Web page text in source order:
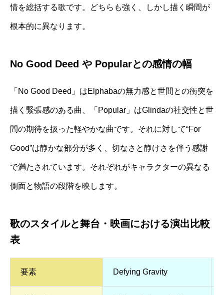
情を総括する歌です。どちらも強く、しかし描く瞬間が
根本的に異なります。
No Good Deed や Popularとの感情の幅
「No Good Deed」はElphabaの無力感と世間との衝突を
描く緊張感のある曲、「Popular」はGlindaの社交性と世
間の期待を扱った軽やかな曲です。それに対して“For
Good”は静かな部分が多く、切なさと静けさを伴う感謝
で満たされています。それぞれがキャラクターの異なる
側面と物語の段階を映します。
歌のスタイルと舞台・映画における演出比較
表
要素 Defying Gravity